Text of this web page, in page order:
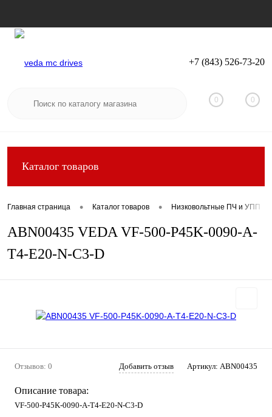
Вход Регистрация
+7 (843) 526-73-20
0 0
Каталог товаров
Главная страница • Каталог товаров • Низковольтные ПЧ и УПП
ABN00435 VEDA VF-500-P45K-0090-A-
T4-E20-N-C3-D
Отзывов: 0 Добавить отзыв Артикул: ABN00435
Описание товара:
VF-500-P45K-0090-A-T4-E20-N-C3-D